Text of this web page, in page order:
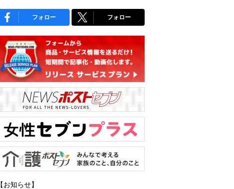
フォロー フォロー
【お知らせ】